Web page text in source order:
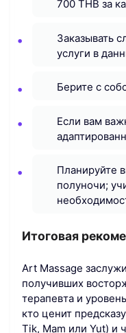
700 THB за
Заказывать
услуги в
Берите с
Если вам
Планируйте
полуночи;
Итоговая
Art Massage
получивших
терапевта и
кто ценит
Tik, Mam или Yut) и